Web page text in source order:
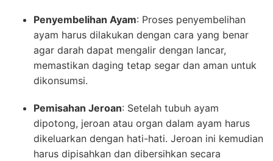
Penyembelihan Ayam: Proses penyembelihan
ayam harus dilakukan dengan cara yang benar
agar darah dapat mengalir dengan lancar,
memastikan daging tetap segar dan aman untuk
dikonsumsi.
Pemisahan Jeroan: Setelah tubuh ayam
dipotong, jeroan atau organ dalam ayam harus
dikeluarkan dengan hati-hati. Jeroan ini kemudian
harus dipisahkan dan dibersihkan secara